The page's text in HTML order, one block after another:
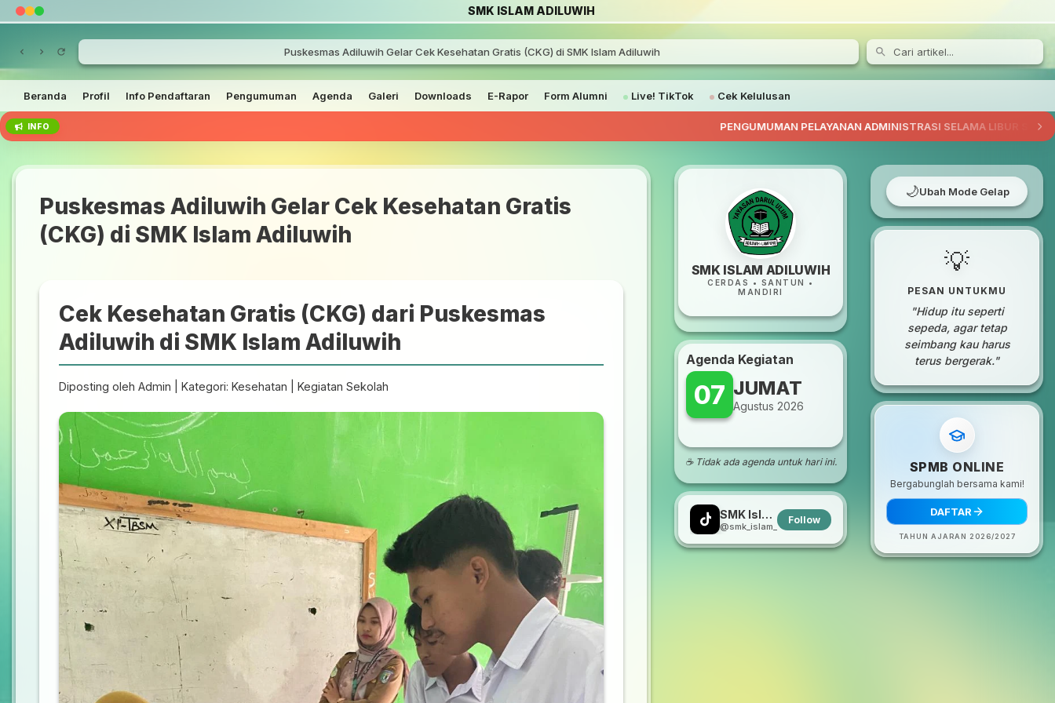
SMK ISLAM ADILUWIH
Puskesmas Adiluwih Gelar Cek Kesehatan Gratis (CKG) di SMK Islam Adiluwih
Beranda Profil Info Pendaftaran Pengumuman Agenda Galeri Downloads E-Rapor Form Alumni Live! TikTok Cek Kelulusan
INFO PENGUMUMAN PELAYANAN ADMINISTRASI SELAMA LIBUR SEMESTER
Puskesmas Adiluwih Gelar Cek Kesehatan Gratis
(CKG) di SMK Islam Adiluwih
Cek Kesehatan Gratis (CKG) dari Puskesmas
Adiluwih di SMK Islam Adiluwih
Diposting oleh Admin | Kategori: Kesehatan | Kegiatan Sekolah
SMK ISLAM ADILUWIH
CERDAS • SANTUN •
MANDIRI
Agenda Kegiatan
07 JUMAT
Agustus 2026
☕ Tidak ada agenda untuk hari ini.
SMK Islam Adiluwih
@smk_islam_adiluwih
Follow
🌙Ubah Mode Gelap
💡
PESAN UNTUKMU
"Hidup itu seperti
sepeda, agar tetap
seimbang kau harus
terus bergerak."
SPMB ONLINE
Bergabunglah bersama kami!
DAFTAR
TAHUN AJARAN 2026/2027